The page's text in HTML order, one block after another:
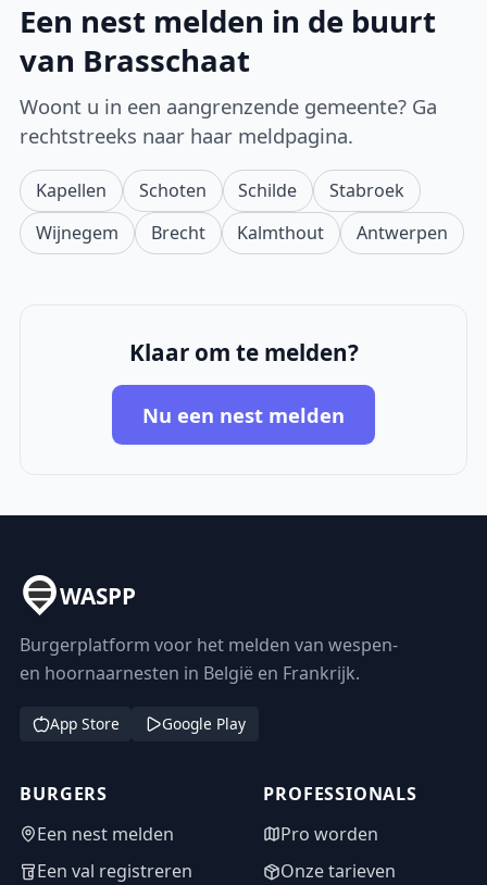
Een nest melden in de buurt
van Brasschaat
Woont u in een aangrenzende gemeente? Ga
rechtstreeks naar haar meldpagina.
Kapellen Schoten Schilde
Stabroek
Wijnegem
Brecht Kalmthout Antwerpen
Klaar om te melden?
Nu een nest melden
WASPP
Burgerplatform voor het melden van wespen-
en hoornaarnesten in België en Frankrijk.
App Store Google Play
BURGERS
Een nest melden
Een val registreren
PROFESSIONALS
Pro worden
Onze tarieven